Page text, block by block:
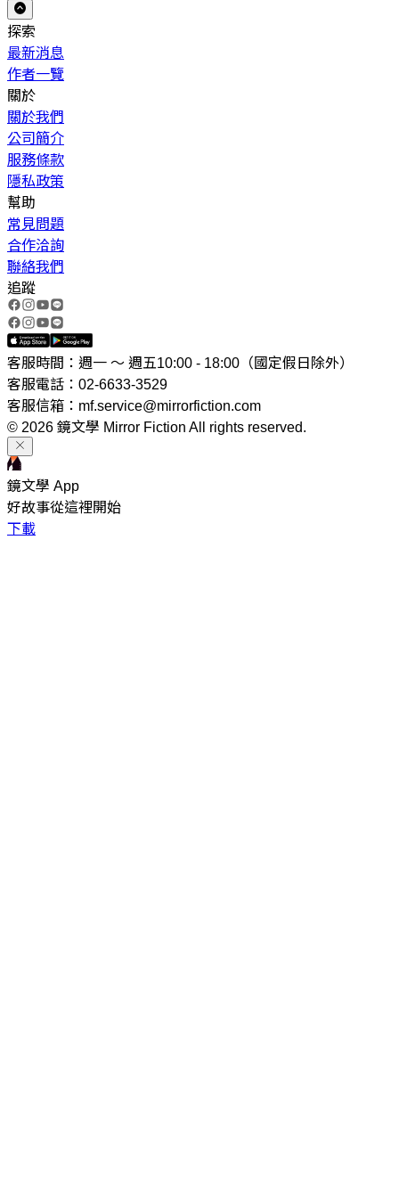
探索
最新消息
作者一覽
關於
關於我們
公司簡介
服務條款
隱私政策
幫助
常見問題
合作洽詢
聯絡我們
追蹤
客服時間：週一 ～ 週五10:00 - 18:00（國定假日除外）
客服電話：02-6633-3529
客服信箱：mf.service@mirrorfiction.com
© 2026 鏡文學 Mirror Fiction All rights reserved.
鏡文學 App
好故事從這裡開始
下載